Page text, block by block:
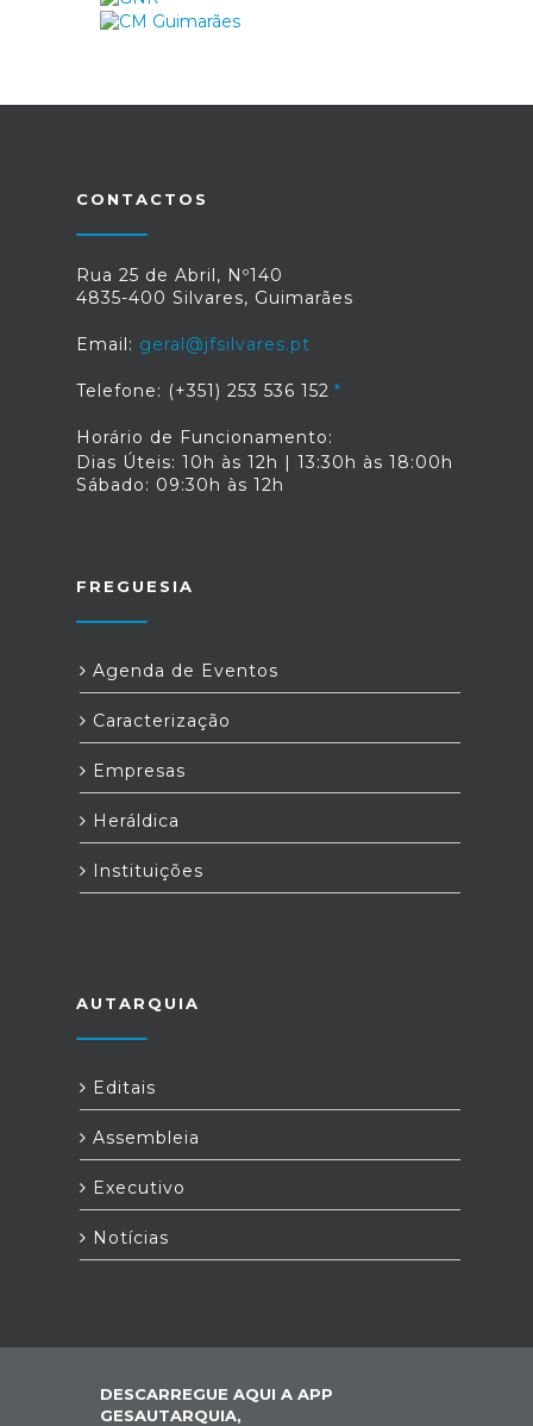
CONTACTOS
Rua 25 de Abril, Nº140
4835-400 Silvares, Guimarães
Email: geral@jfsilvares.pt
Telefone: (+351) 253 536 152
Horário de Funcionamento:
Dias Úteis: 10h às 12h | 13:30h às 18:00h
Sábado: 09:30h às 12h
FREGUESIA
Agenda de Eventos
Caracterização
Empresas
Heráldica
Instituições
AUTARQUIA
Editais
Assembleia
Executivo
Notícias
DESCARREGUE AQUI A APP
GESAUTARQUIA,